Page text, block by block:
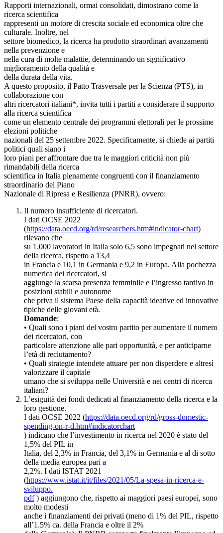
Rapporti internazionali, ormai consolidati, dimostrano come la
ricerca scientifica
rappresenti un motore di crescita sociale ed economica oltre che
culturale. Inoltre, nel
settore biomedico, la ricerca ha prodotto straordinari avanzamenti
nella prevenzione e
nella cura di molte malattie, determinando un significativo
miglioramento della qualità e
della durata della vita.
A questo proposito, il Patto Trasversale per la Scienza (PTS), in
collaborazione con
altri ricercatori italiani*, invita tutti i partiti a considerare il supporto
alla ricerca scientifica
come un elemento centrale dei programmi elettorali per le prossime
elezioni politiche
nazionali del 25 settembre 2022. Specificamente, si chiede ai partiti
politici quali siano i
loro piani per affrontare due tra le maggiori criticità non più
rimandabili della ricerca
scientifica in Italia pienamente congruenti con il finanziamento
straordinario del Piano
Nazionale di Ripresa e Resilienza (PNRR), ovvero:
Il numero insufficiente di ricercatori.
I dati OCSE 2022
(https://data.oecd.org/rd/researchers.htm#indicator-chart)
rilevano che
su 1.000 lavoratori in Italia solo 6,5 sono impegnati nel settore
della ricerca, rispetto a 13,4
in Francia e 10,1 in Germania e 9,2 in Europa. Alla pochezza
numerica dei ricercatori, si
aggiunge la scarsa presenza femminile e l’ingresso tardivo in
posizioni stabili e autonome
che priva il sistema Paese della capacità ideative ed innovative
tipiche delle giovani età.
Domande:
• Quali sono i piani del vostro partito per aumentare il numero
dei ricercatori, con
particolare attenzione alle pari opportunità, e per anticiparne
l’età di reclutamento?
• Quali strategie intendete attuare per non disperdere e altresì
valorizzare il capitale
umano che si sviluppa nelle Università e nei centri di ricerca
italiani?
L’esiguità dei fondi dedicati al finanziamento della ricerca e la
loro gestione.
I dati OCSE 2022 (https://data.oecd.org/rd/gross-domestic-
spending-on-r-d.htm#indicatorchart
) indicano che l’investimento in ricerca nel 2020 è stato del
1,5% del PIL in
Italia, del 2,3% in Francia, del 3,1% in Germania e al di sotto
della media europea pari a
2,2%. I dati ISTAT 2021
(https://www.istat.it/it/files/2021/05/La-spesa-in-ricerca-e-
sviluppo.
pdf) aggiungono che, rispetto ai maggiori paesi europei, sono
molto modesti
anche i finanziamenti dei privati (meno di 1% del PIL, rispetto
all’1.5% ca. della Francia e oltre il 2%